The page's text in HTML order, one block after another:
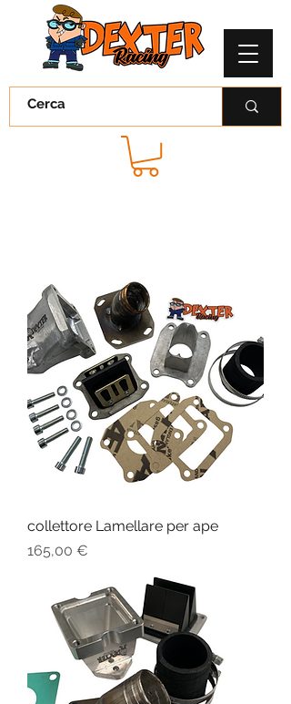
collettore Lamellare per ape
Prezzo
165,00 €